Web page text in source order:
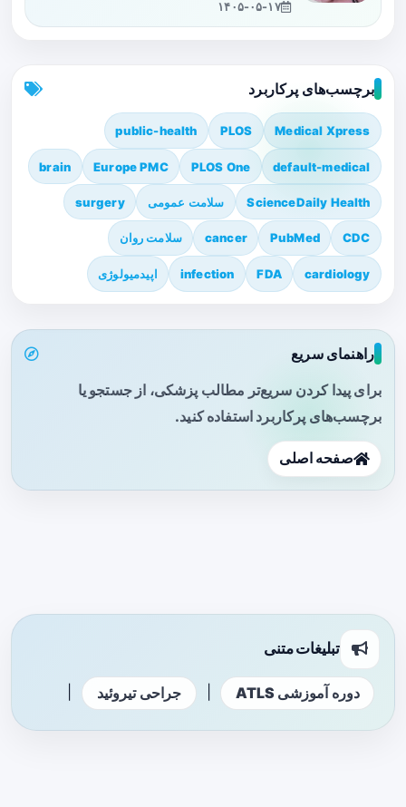
۱۴۰۵-۰۵-۱۷
برچسب‌های پرکاربرد
Medical Xpress
PLOS
public-health
default-medical
PLOS One
Europe PMC
brain
ScienceDaily Health سلامت عمومی surgery
CDC
PubMed
cancer سلامت روان
cardiology
FDA
infection اپیدمیولوژی
راهنمای سریع
برای پیدا کردن سریع‌تر مطالب پزشکی، از جستجو یا
برچسب‌های پرکاربرد استفاده کنید.
صفحه اصلی
تبلیغات متنی
دوره آموزشی ATLS جراحی تیروئید